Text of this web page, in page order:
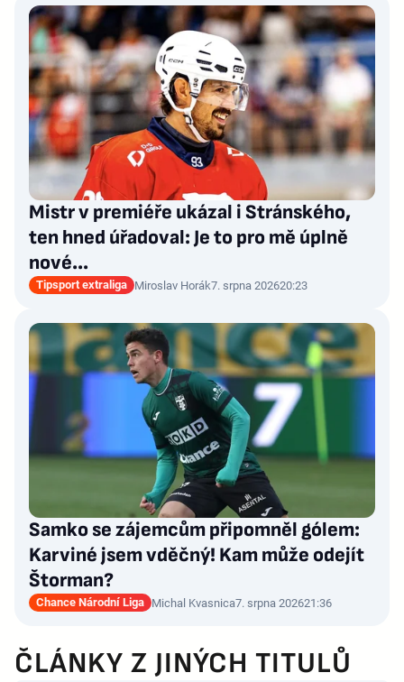
Mistr v premiéře ukázal i Stránského,
ten hned úřadoval: Je to pro mě úplně
nové…
Tipsport extraliga Miroslav Horák7. srpna 202620:23
Samko se zájemcům připomněl gólem:
Karviné jsem vděčný! Kam může odejít
Štorman?
Chance Národní Liga Michal Kvasnica7. srpna 202621:36
ČLÁNKY Z JINÝCH TITULŮ